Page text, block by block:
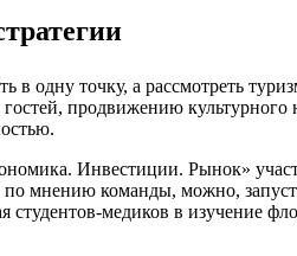
в одну точку, а рассмотреть
гостей, продвижению
Инвестиции. Рынок»
мнению команды, можно,
студентов-медиков в изучение